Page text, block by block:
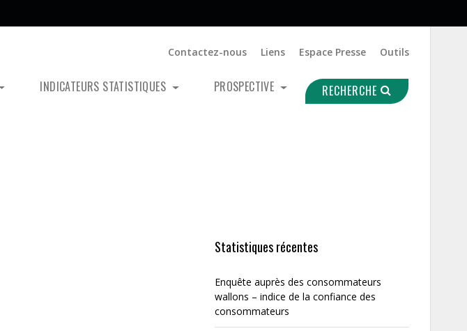
Contactez-nous Liens Espace Presse Outils
INDICATEURS STATISTIQUES PROSPECTIVE RECHERCHE
Statistiques récentes
Enquête auprès des consommateurs
wallons – indice de la confiance des
consommateurs